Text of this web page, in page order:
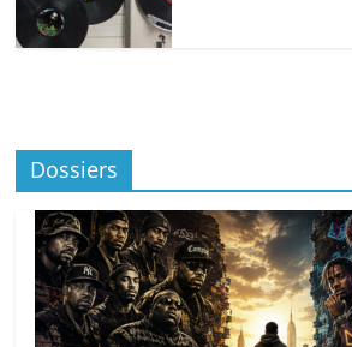
Dossiers